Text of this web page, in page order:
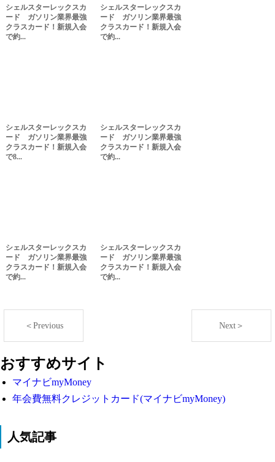
シェルスターレックスカ
ード ガソリン業界最強
クラスカード！新規入会
で約...
シェルスターレックスカ
ード ガソリン業界最強
クラスカード！新規入会
で約...
シェルスターレックスカ
ード ガソリン業界最強
クラスカード！新規入会
で8...
シェルスターレックスカ
ード ガソリン業界最強
クラスカード！新規入会
で約...
シェルスターレックスカ
ード ガソリン業界最強
クラスカード！新規入会
で約...
シェルスターレックスカ
ード ガソリン業界最強
クラスカード！新規入会
で約...
＜Previous Next＞
おすすめサイト
マイナビmyMoney
年会費無料クレジットカード(マイナビmyMoney)
人気記事